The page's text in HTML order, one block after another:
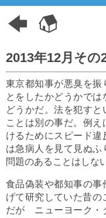
2013年12月そ
東京都知事が悪臭を振
とをしたかどうかで
どうかだ。法を犯すと
ことは別の事だ。例
けるためにスピード違
は急病人を見て見ぬふ
問題のあることはしな
食品偽装や都知事の
げて研究していた昔
だが ニューヨーク・